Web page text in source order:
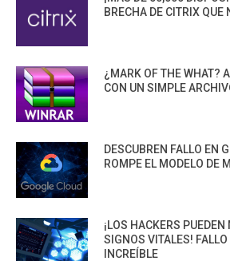
BRECHA DE CITRIX QUE
¿MARK OF THE WHAT?
CON UN SIMPLE
DESCUBREN FALLO EN
ROMPE EL MODELO DE
¡LOS HACKERS
SIGNOS VITALES! FALLO
INCREÍBLE